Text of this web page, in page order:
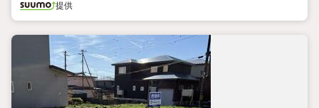
提供